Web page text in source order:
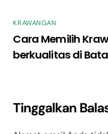
KRAWANGAN
Cara Memilih
berkualitas di
Tinggalkan